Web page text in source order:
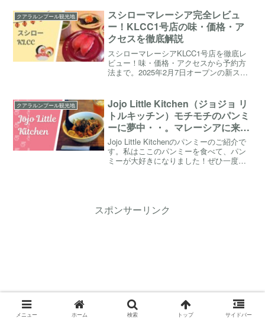
んな疑問に答えます！
クアラルンプール観光地
スシローマレーシア完全レビュ
ー！KLCC1号店の味・価格・ア
クセスを徹底解説
スシローマレーシアKLCC1号店を徹底レ
ビュー！味・価格・アクセスから予約方
法まで。2025年2月7日オープンの新スポ
クアラルンプール観光地
Jojo Little Kitchen（ジョジョ リ
トルキッチン）モチモチのパンミ
ーに夢中・・。マレーシアに来た
ら一度は食べたい！
Jojo Little Kitchenのパンミーのご紹介で
す。私はここのパンミーを食べて、パン
ミーが大好きになりました！ぜひ一度食
スポンサーリンク
メニュー ホーム 検索 トップ サイドバー